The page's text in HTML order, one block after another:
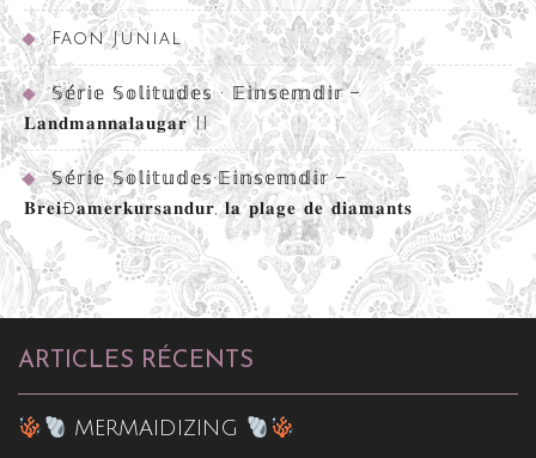
Faon Junial
𝕊𝕖́𝕣𝕚𝕖 𝕊𝕠𝕝𝕚𝕥𝕦𝕕𝕖𝕤 • 𝔼𝕚𝕟𝕤𝕖𝕞𝕕𝕚𝕣 –
𝐋𝐚𝐧𝐝𝐦𝐚𝐧𝐧𝐚𝐥𝐚𝐮𝐠𝐚𝐫 II
𝕊𝕖́𝕣𝕚𝕖 𝕊𝕠𝕝𝕚𝕥𝕦𝕕𝕖𝕤•𝔼𝕚𝕟𝕤𝕖𝕞𝕕𝕚𝕣 –
𝐁𝐫𝐞𝐢ð𝐚𝐦𝐞𝐫𝐤𝐮𝐫𝐬𝐚𝐧𝐝𝐮𝐫, 𝐥𝐚 𝐩𝐥𝐚𝐠𝐞 𝐝𝐞 𝐝𝐢𝐚𝐦𝐚𝐧𝐭𝐬
ARTICLES RÉCENTS
MERMAIDIZING